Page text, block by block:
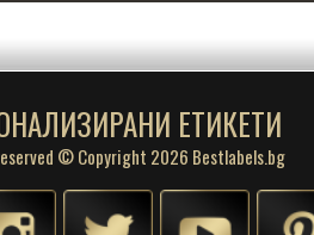
ЕТИКЕТИ
© Copyright 2026 Bestlabels.bg